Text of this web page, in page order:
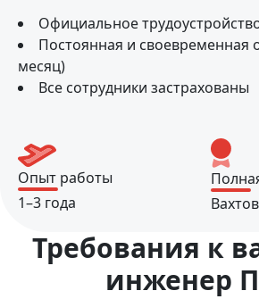
Официальное
Постоянная и своевременная
месяц)
Все сотрудники застрахованы
Опыт работы
1–3 года
Требования к
инженер